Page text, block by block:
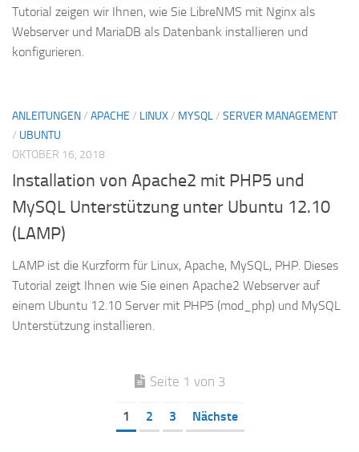
Tutorial zeigen wir Ihnen, wie Sie LibreNMS mit Nginx als
Webserver und MariaDB als Datenbank installieren und
konfigurieren.
ANLEITUNGEN/ APACHE / LINUX/ MYSQL/ SERVER MANAGEMENT
/ UBUNTU
OKTOBER 16, 2018
Installation von Apache2 mit PHP5 und
MySQL Unterstützung unter Ubuntu 12.10
(LAMP)
LAMP ist die Kurzform für Linux, Apache, MySQL, PHP. Dieses
Tutorial zeigt Ihnen wie Sie einen Apache2 Webserver auf
einem Ubuntu 12.10 Server mit PHP5 (mod_php) und MySQL
Unterstützung installieren.
Seite 1 von 3
1 2 3 Nächste